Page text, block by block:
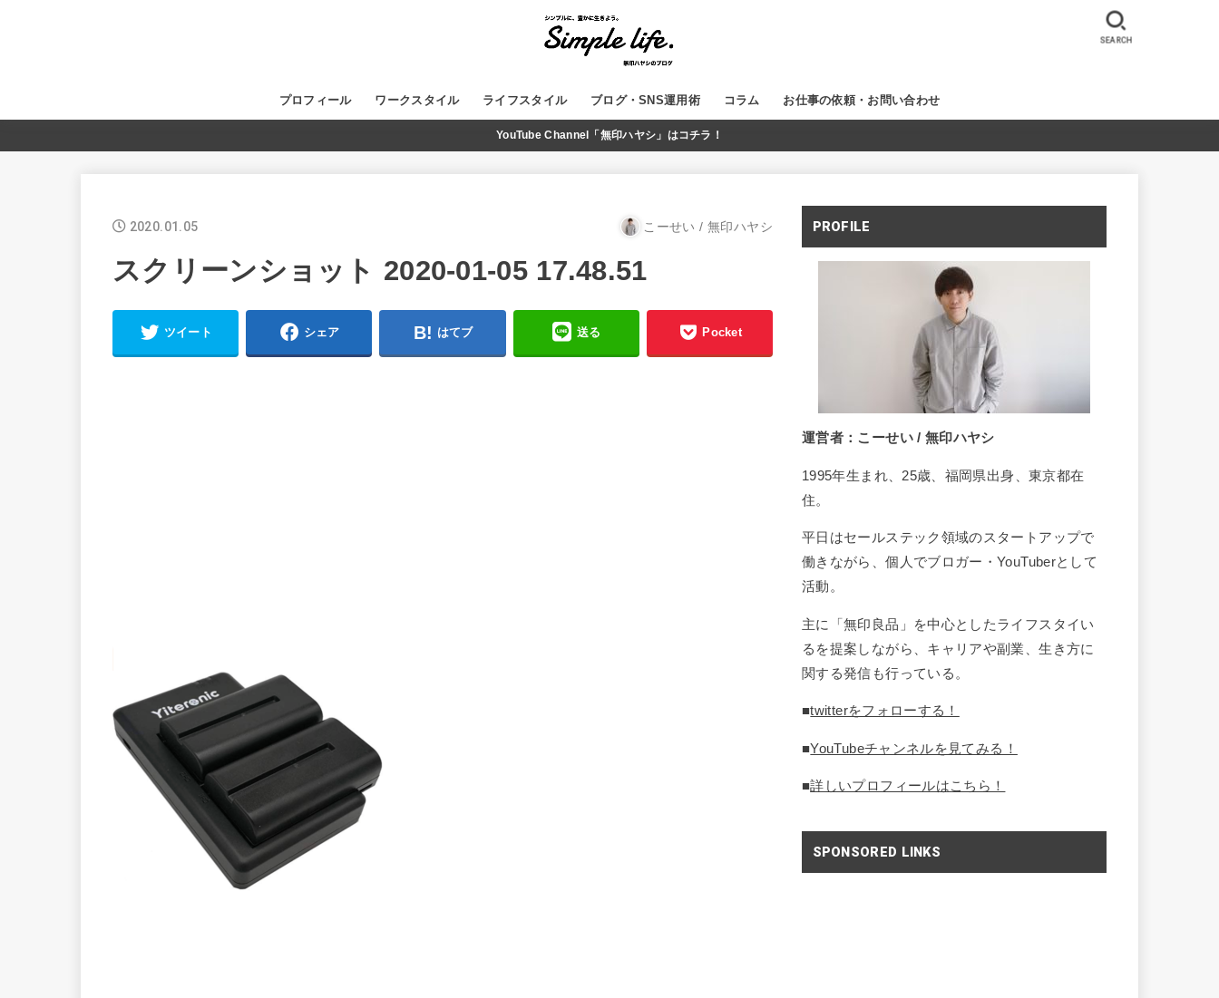
プロフィール ワークスタイル ライフスタイル
GADGET
MUJI
ブログ・SNS運用術
WordPress
ブログ運営
SNS
YouTube
コラム お仕事の依頼・お問い合わせ
SEARCH
YouTube Channel「無印ハヤシ」はコチラ！
2020.01.05 こーせい / 無印ハヤシ
スクリーンショット 2020-01-05 17.48.51
ツイート シェア はてブ 送る Pocket
PROFILE
運営者：こーせい / 無印ハヤシ
1995年生まれ、25歳、福岡県出身、東京都在
住。
平日はセールステック領域のスタートアップで
働きながら、個人でブロガー・YouTuberとして
活動。
主に「無印良品」を中心としたライフスタイい
るを提案しながら、キャリアや副業、生き方に
関する発信も行っている。
■twitterをフォローする！
■YouTubeチャンネルを見てみる！
■詳しいプロフィールはこちら！
SPONSORED LINKS